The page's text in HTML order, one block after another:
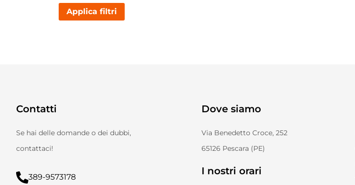
Applica filtri
Contatti
Se hai delle domande o dei dubbi,
contattaci!
389-9573178
Dove siamo
Via Benedetto Croce, 252
65126 Pescara (PE)
I nostri orari